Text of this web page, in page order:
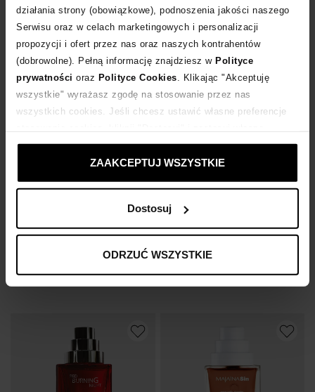
działania strony (obowiązkowe), podnoszenia jakości naszego
Serwisu oraz w celach marketingowych i personalizacji
propozycji i ofert przez nas oraz naszych kontrahentów
(dobrowolne). Pełną informację znajdziesz w Polityce
prywatności oraz Polityce Cookies . Klikając "Akceptuję
wszystkie" wyrażasz zgodę na stosowanie przez nas
wszystkich cookies. Jeśli chcesz ustawić własne preferencje
ustawienia prywatności.
ZAAKCEPTUJ WSZYSTKIE
Dostosuj
ODRZUĆ WSZYSTKIE
-20%
Woda perfumowana Dance of the Dawn 100ml
-20%
THE DIFFERENT COMPANY
Woda perfumowana Tokyo Bloom 100ml Cologne
476zł